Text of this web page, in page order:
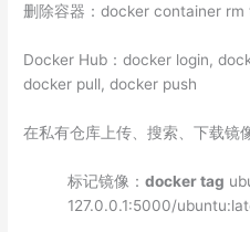
删除容器：docker container
Docker Hub：docker login,
docker pull, docker push
在私有仓库上传、搜索、下载镜
标记镜像：docker tag
127.0.0.1:5000/